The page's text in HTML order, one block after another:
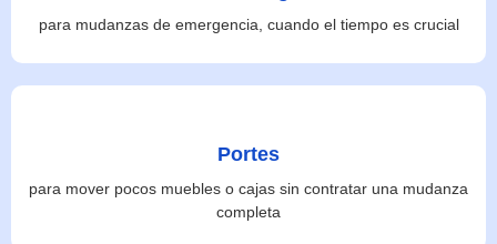
para mudanzas de emergencia, cuando el tiempo es crucial
Portes
para mover pocos muebles o cajas sin contratar una mudanza
completa